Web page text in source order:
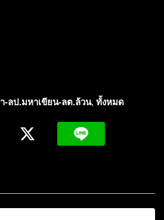
-ลป.มหาเขียน-ลต.ล้วน, ทั้งหมด